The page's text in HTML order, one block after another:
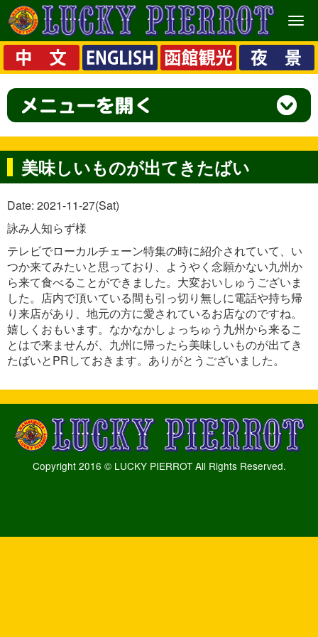
メ
ニ
ュ
ー
美味しいものが出てきたばい
Date: 2021-11-27(Sat)
詠み人知らず様
テレビでローカルチェーン特集の時に紹介されていて、い
つか来てみたいと思っており、ようやく念願かない九州か
ら来て食べることができました。大変おいしゅうございま
した。店内で頂いている間も引っ切り無しに電話や持ち帰
り来店があり、地元の方に愛されているお店なのですね。
嬉しくおもいます。なかなかしょっちゅう九州から来るこ
とはで来ませんが、九州に帰ったら美味しいものが出てき
たばいとPRしておきます。ありがとうございました。
Copyright 2016 © LUCKY PIERROT All Rights Reserved.